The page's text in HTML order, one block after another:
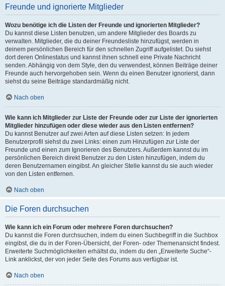
Freunde und ignorierte Mitglieder
Wozu benötige ich die Listen der Freunde und ignorierten Mitglieder?
Du kannst diese Listen benutzen, um andere Mitglieder des Boards zu
verwalten. Mitglieder, die du deiner Freundesliste hinzufügst, werden in
deinem persönlichen Bereich für den schnellen Zugriff aufgelistet. Du siehst
dort deren Onlinestatus und kannst ihnen schnell eine Private Nachricht
senden. Abhängig von dem Style, den du verwendest, können Beiträge deiner
Freunde auch hervorgehoben sein. Wenn du einen Benutzer ignorierst, dann
siehst du seine Beiträge standardmäßig nicht.
Nach oben
Wie kann ich Mitglieder zur Liste der Freunde oder zur Liste der ignorierten
Mitglieder hinzufügen oder diese wieder aus den Listen entfernen?
Du kannst Benutzer auf zwei Arten auf diese Listen setzen: In jedem
Benutzerprofil siehst du zwei Links: einen zum Hinzufügen zur Liste der
Freunde und einen zum Ignorieren des Benutzers. Außerdem kannst du im
persönlichen Bereich direkt Benutzer zu den Listen hinzufügen, indem du
deren Benutzernamen eingibst. An gleicher Stelle kannst du sie auch wieder
von den Listen entfernen.
Nach oben
Die Foren durchsuchen
Wie kann ich ein Forum oder mehrere Foren durchsuchen?
Du kannst die Foren durchsuchen, indem du einen Suchbegriff in die Suchbox
eingibst, die du in der Foren-Übersicht, der Foren- oder Themenansicht findest.
Erweiterte Suchmöglichkeiten erhältst du, indem du den „Erweiterte Suche“-
Link anklickst, der von jeder Seite des Forums aus verfügbar ist.
Nach oben